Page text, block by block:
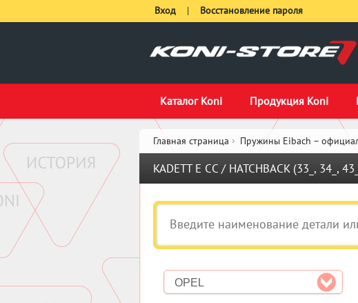
Каталог Koni Продукция Koni
Вход | Восстановление пароля
Главная страница Пружины Eibach –
KADETT E CC / HATCHBACK (33_, 34_,
OPEL